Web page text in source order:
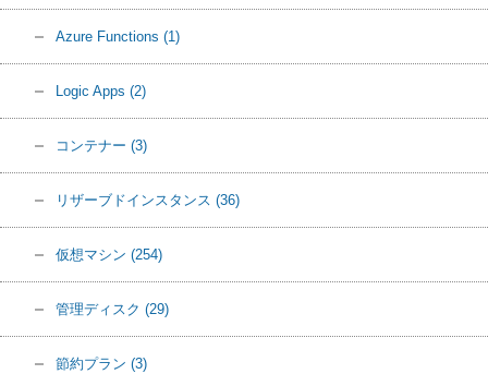
Azure Functions (1)
Logic Apps (2)
コンテナー (3)
リザーブドインスタンス (36)
仮想マシン (254)
管理ディスク (29)
節約プラン (3)